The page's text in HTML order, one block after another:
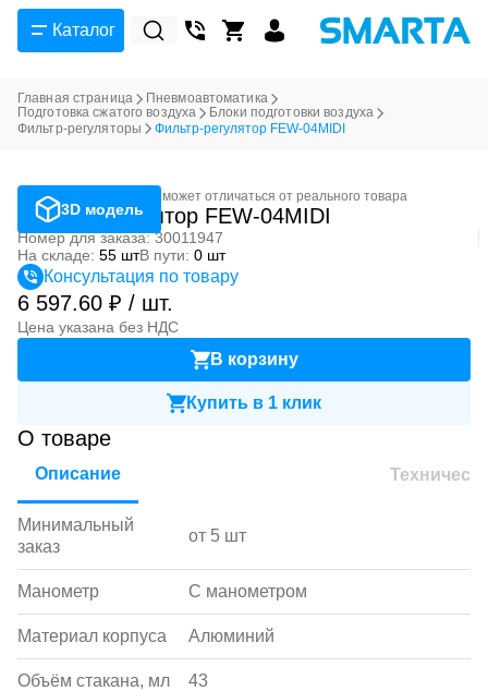
Каталог
Главная страница
Пневмоавтоматика
Подготовка сжатого воздуха
Блоки подготовки воздуха
Фильтр-регуляторы
Фильтр-регулятор FEW-04MIDI
3D модель
Фотография может отличаться от реального товара
Фильтр-регулятор FEW-04MIDI
Номер для заказа: 30011947
На складе: 55 штВ пути: 0 шт
Консультация по товару
6 597.60 ₽ / шт.
Цена указана без НДС
В корзину
Купить в 1 клик
О товаре
Описание
Минимальный
заказ
от 5 шт
Манометр С манометром
Материал корпуса Алюминий
Объём стакана, мл 43